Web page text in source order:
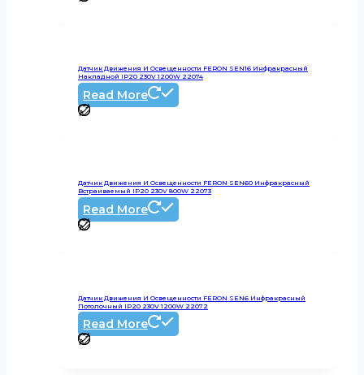
Датчик Движения И Освещенности FERON SEN16 Инфракрасный
Накладной IP20 230V 1200W 22074
Read More
Датчик Движения И Освещенности FERON SEN60 Инфракрасный
Встраиваемый IP20 230V 800W 22073
Read More
Датчик Движения И Освещенности FERON SEN6 Инфракрасный
Потолочный IP20 230V 1200W 22072
Read More